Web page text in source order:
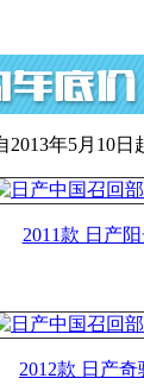
年5月10
2011款 日产
2012款 日产